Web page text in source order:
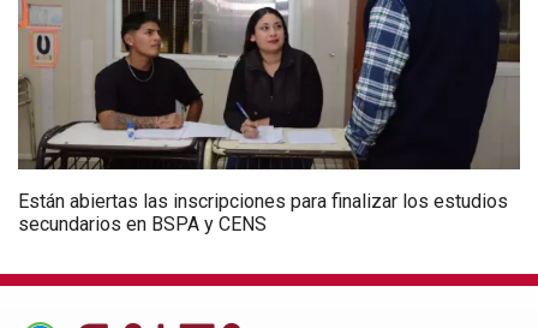
Están abiertas las inscripciones para finalizar los estudios
secundarios en BSPA y CENS